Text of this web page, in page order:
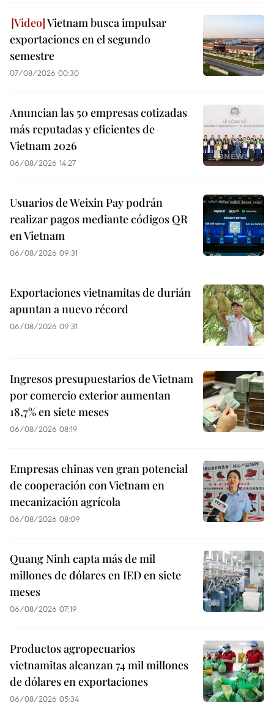
Vietnam busca impulsar
exportaciones en el segundo
semestre
07/08/2026 00:30
Anuncian las 50 empresas cotizadas
más reputadas y eficientes de
Vietnam 2026
06/08/2026 14:27
Usuarios de Weixin Pay podrán
realizar pagos mediante códigos QR
en Vietnam
06/08/2026 09:31
Exportaciones vietnamitas de durián
apuntan a nuevo récord
06/08/2026 09:31
Ingresos presupuestarios de Vietnam
por comercio exterior aumentan
18,7% en siete meses
06/08/2026 08:19
Empresas chinas ven gran potencial
de cooperación con Vietnam en
mecanización agrícola
06/08/2026 08:09
Quang Ninh capta más de mil
millones de dólares en IED en siete
meses
06/08/2026 07:19
Productos agropecuarios
vietnamitas alcanzan 74 mil millones
de dólares en exportaciones
06/08/2026 05:34